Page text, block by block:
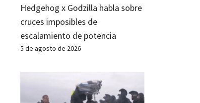
Hedgehog x Godzilla habla sobre
cruces imposibles de
escalamiento de potencia
5 de agosto de 2026